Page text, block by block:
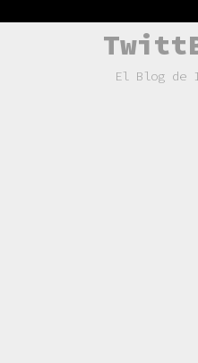
El Blog de